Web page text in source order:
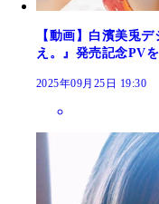
【動画】白濱美兎
え。』発売記念PV
2025年09月25日 19:30